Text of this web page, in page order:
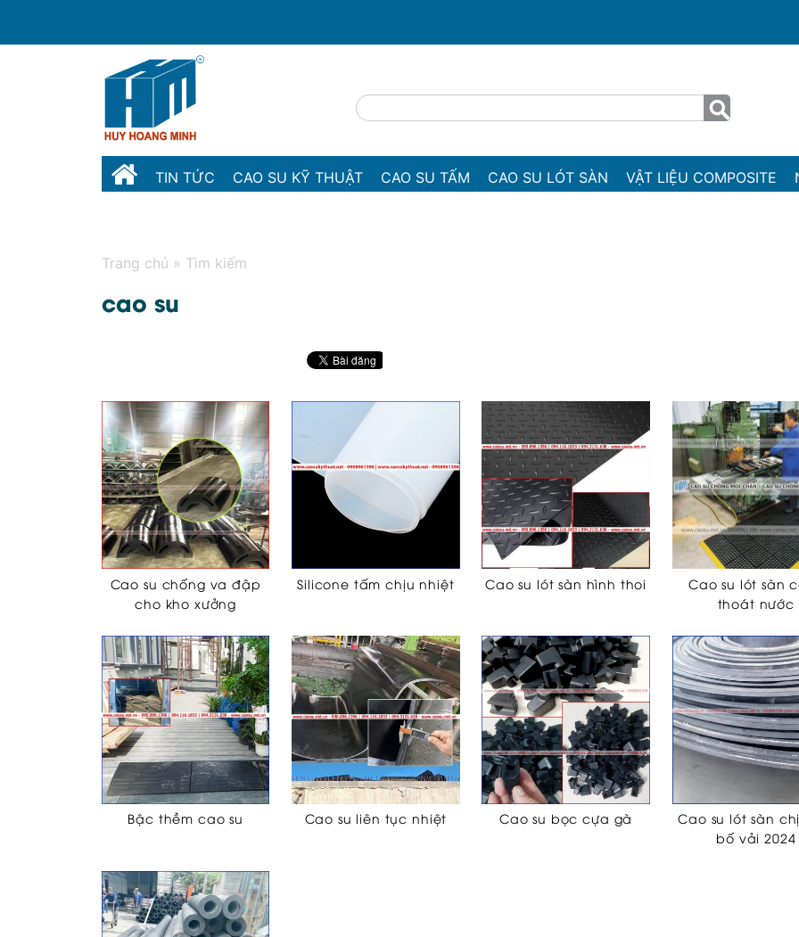
TIN TỨC CAO SU KỸ THUẬT CAO SU TẤM CAO SU LÓT SÀN VẬT LIỆU COMPOSITE
Trang chủ » Tìm kiếm
cao su
Cao su chống va đập
cho kho xưởng
Silicone tấm chịu nhiệt Cao su lót sàn hình thoi
Cao su lót sàn
thoát nước
Bậc thềm cao su Cao su liên tục nhiệt Cao su bọc cựa gà
Cao su lót sàn
bố vải 2024